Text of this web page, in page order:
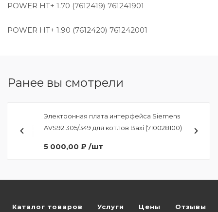
POWER HT+ 1.70 (7612419) 761241901
POWER HT+ 1.90 (7612420) 761242001
Ранее вы смотрели
Электронная плата интерфейса Siemens
AVS92.305/349 для котлов Baxi (710028100)
5 000,00 ₽ /шт
Каталог товаров Услуги Цены Отзывы